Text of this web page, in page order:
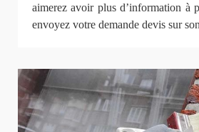
aimerez avoir plus d’information à
envoyez votre demande devis sur